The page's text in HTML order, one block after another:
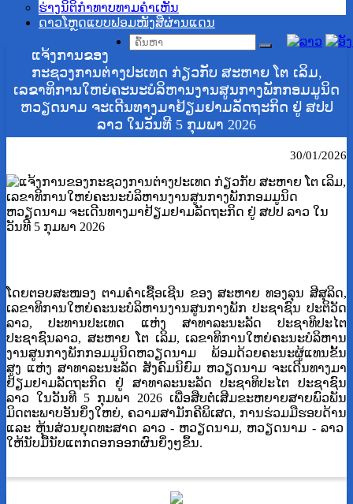
ຮ່າງນິຕິກໍາທາບທາມຄໍາເຫັນ
ດາວໂຫຼດແບບຟອມໜັງສືຜ່ານແດນ
ແຈ້ງການຂອງ
ກະຊວງການຕ່າງປະເທດ ກ່ຽວກັບ ສະຫາຍ ໂຕ ເລິມ,
ເລຂາທິການໃຫຍ່ຄະນະບໍລິຫານງານສູນກາງພັກກອມມູນິດ
ຫວຽດນາມ ຈະເດີນທາງມາຢ້ຽມຢາມລັດຖະກິດ ຢູ່ ສປປ
ລາວ ໃນວັນທີ 5 ກຸມພາ 2026
30/01/2026
ໂດຍຕອບສະໜອງ ຕາມຄຳເຊື້ອເຊີນ ຂອງ ສະຫາຍ ທອງລຸນ ສີສຸລິດ,
ເລຂາທິການໃຫຍ່ຄະນະບໍລິຫານງານສູນກາງພັກ ປະຊາຊົນ ປະຕິວັດ
ລາວ, ປະທານປະເທດ ແຫ່ງ ສາທາລະນະລັດ ປະຊາທິປະໄຕ
ປະຊາຊົນລາວ, ສະຫາຍ ໂຕ ເລິມ, ເລຂາທິການໃຫຍ່ຄະນະບໍລິຫານ
ງານສູນກາງພັກກອມມູນິດຫວຽດນາມ ພ້ອມດ້ວຍຄະນະຜູ້ແທນຂັ້ນ
ສູງ ແຫ່ງ ສາທາລະນະລັດ ສັງຄົມນິຍົມ ຫວຽດນາມ ຈະເດີນທາງມາ
ຢ້ຽມຢາມລັດຖະກິດ ຢູ່ ສາທາລະນະລັດ ປະຊາທິປະໄຕ ປະຊາຊົນ
ລາວ ໃນວັນທີ 5 ກຸມພາ 2026 ເພື່ອສືບຕໍ່ເສີມຂະຫຍາຍສາຍພົວພັນ
ມິດຕະພາບອັນຍິ່ງໃຫຍ່, ຄວາມສາມັກຄີພິເສດ, ການຮ່ວມມືຮອບດ້ານ
ແລະ ຫຸ້ນສ່ວນຍຸດທະສາດ ລາວ - ຫວຽດນາມ, ຫວຽດນາມ - ລາວ
ໃຫ້ນັບມື້ນັບແຕກດອກອອກຜົນຍິ່ງໆຂຶ້ນ.